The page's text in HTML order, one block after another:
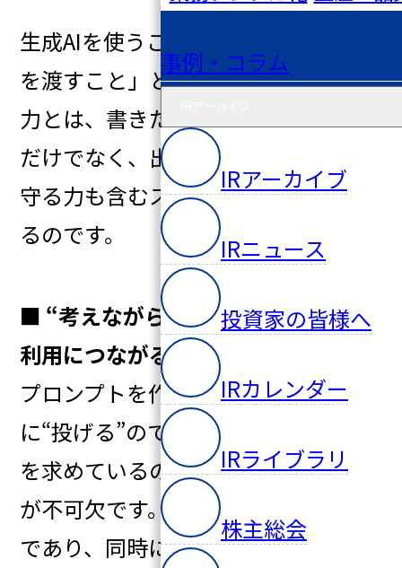
事例・コラム
IRアーカイブ
IRニュース
投資家の皆様へ
IRカレンダー
IRライブラリ
株主総会
生成AIを使うことは「第三者に情報
を渡すこと」とほぼ同じです。文章
力とは、書きたいことを表現する力
だけでなく、出すべきでない情報を
守る力も含むスキルへと変化してい
るのです。
■ “考えながら書く力”が、安全なAI
利用につながる
プロンプトを作るときは、ただAI
に“投げる”のではなく、「自分は何
を求めているのか」を整理する時間
が不可欠です。これは思考の構造化
であり、同時に情報取扱いの整理で